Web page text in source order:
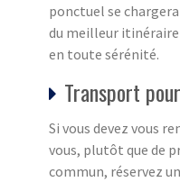
ponctuel se
du meilleur
en toute sérénité.
Transport
Si vous devez vous
vous, plutôt que de
commun, réservez